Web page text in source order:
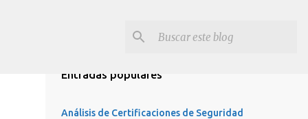
Entradas populares
Análisis de Certificaciones de Seguridad